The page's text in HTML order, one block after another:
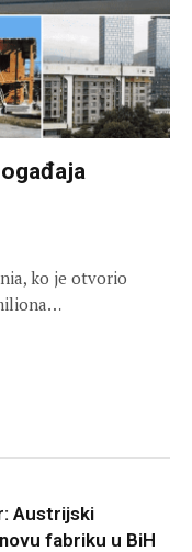
ko je otvorio
Austrijski
fabriku u BiH